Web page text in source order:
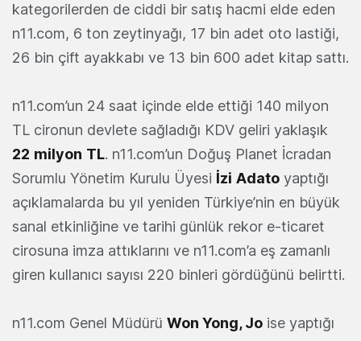
kategorilerden de ciddi bir satış hacmi elde eden
n11.com, 6 ton zeytinyağı, 17 bin adet oto lastiği,
26 bin çift ayakkabı ve 13 bin 600 adet kitap sattı.
n11.com’un 24 saat içinde elde ettiği 140 milyon
TL cironun devlete sağladığı KDV geliri yaklaşık
22 milyon TL. n11.com’un Doğuş Planet İcradan
Sorumlu Yönetim Kurulu Üyesi İzi Adato yaptığı
açıklamalarda bu yıl yeniden Türkiye’nin en büyük
sanal etkinliğine ve tarihi günlük rekor e-ticaret
cirosuna imza attıklarını ve n11.com’a eş zamanlı
giren kullanıcı sayısı 220 binleri gördüğünü belirtti.
n11.com Genel Müdürü Won Yong, Jo ise yaptığı